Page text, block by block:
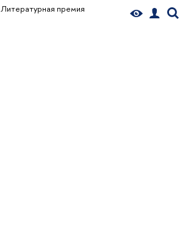
Литературная премия